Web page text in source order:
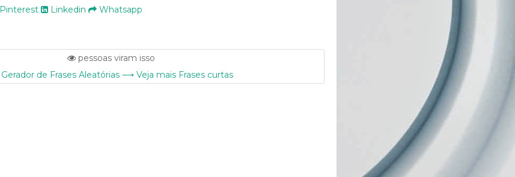
Pinterest Linkedin Whatsapp
pessoas viram isso
Gerador de Frases Aleatórias ⟶ Veja mais Frases curtas